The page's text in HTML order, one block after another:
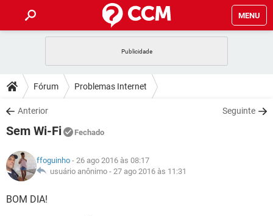
MENU
CELULAR FACEBOOK
OUTLOOK
INSTAGRAM
GUIA DE COMPRAS
DICAS
JOGOS WHATSAPP
INSTAGRAM GMAIL
GUIA DE COMPRAS
DOWNLOADS
JOGOS
CELULAR
OUTLOOK EXCEL
INSTAGRAM
JOGOS WHATSAPP
CELULAR
OUTLOOK
GLOSSÁRIO
JOGOS
Fórum Problemas Internet
Anterior Seguinte
Sem Wi-Fi Fechado
ffoguinho - 26 ago 2016 às 08:17
usuário anônimo - 27 ago 2016 às 11:31
BOM DIA!